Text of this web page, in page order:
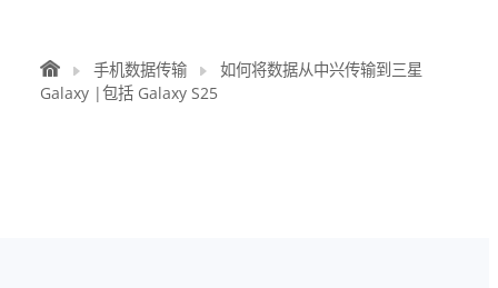
手机数据传输
如何将数据从中兴传输到三星
Galaxy |包括 Galaxy S25